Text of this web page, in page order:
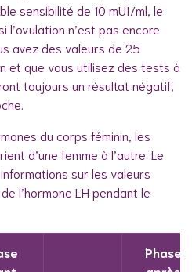
sensibilité de 10 mUI/ml, le
n’est pas encore
avez des valeurs de 25
et que vous utilisez des tests à
toujours un résultat négatif,
du corps féminin, les
d’une femme à l’autre. Le
sur les valeurs
l’hormone LH pendant le
Phase